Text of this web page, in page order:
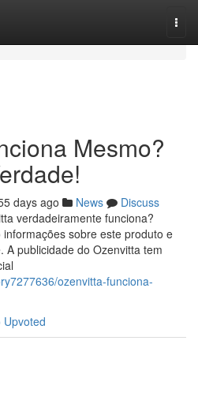
Mesmo?
days ago News
Discuss
verdadeiramente funciona?
sobre este produto e
publicidade do Ozenvitta tem
ozenvitta-funciona-
Upvoted